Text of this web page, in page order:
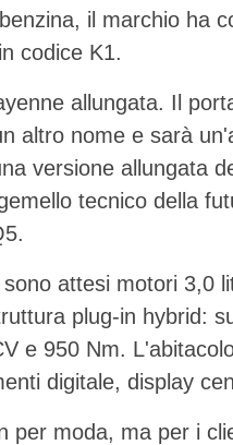
il marchio ha
codice K1.
allungata. Il
altro nome e sarà
versione allungata
tecnico della
attesi motori 3,0
plug-in hybrid:
e 950 Nm.
digitale, display
per moda, ma per i